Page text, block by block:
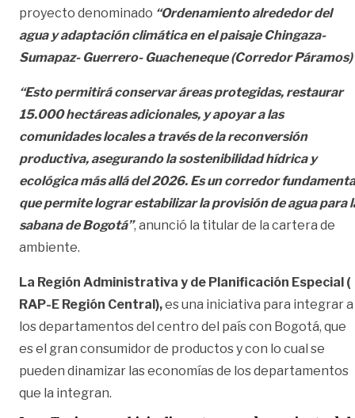
proyecto denominado “Ordenamiento alrededor del
agua y adaptación climática en el paisaje Chingaza-
Sumapaz- Guerrero- Guacheneque (Corredor
“Esto permitirá conservar áreas protegidas, restaurar
15.000 hectáreas adicionales, y apoyar a las
comunidades locales a través de la reconversión
productiva, asegurando la sostenibilidad hídrica y
ecológica más allá del 2026. Es un corredor
que permite lograr estabilizar la provisión de agua para
sabana de Bogotá”, anunció la titular de la cartera de
ambiente.
La Región Administrativa y de Planificación Especial (
RAP-E Región Central),es una iniciativa para integrar a
los departamentos del centro del país con Bogotá, que
es el gran consumidor de productos y con lo cual se
pueden dinamizar las economías de los departamentos
que la integran.